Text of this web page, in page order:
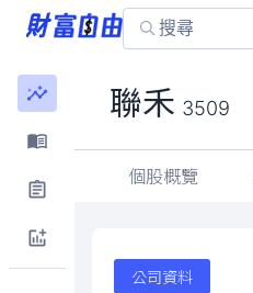
聯禾 3509
個股概覽
公司資料